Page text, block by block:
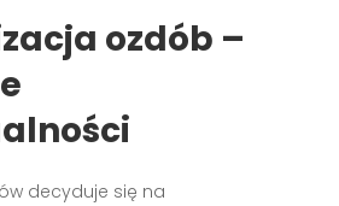
ozdób –
decyduje się na